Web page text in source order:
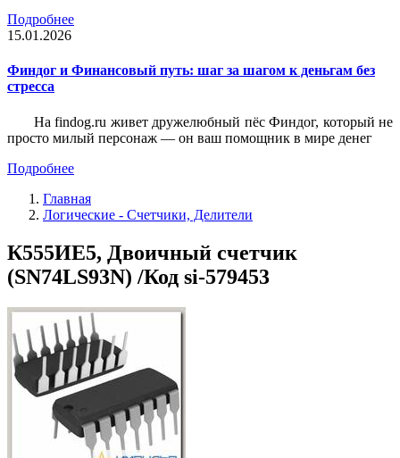
Подробнее
15.01.2026
Финдог и Финансовый путь: шаг за шагом к деньгам без
стресса
На findog.ru живет дружелюбный пёс Финдог, который не
просто милый персонаж — он ваш помощник в мире денег
Подробнее
Главная
Логические - Счетчики, Делители
К555ИЕ5, Двоичный счетчик
(SN74LS93N) /Код si-579453